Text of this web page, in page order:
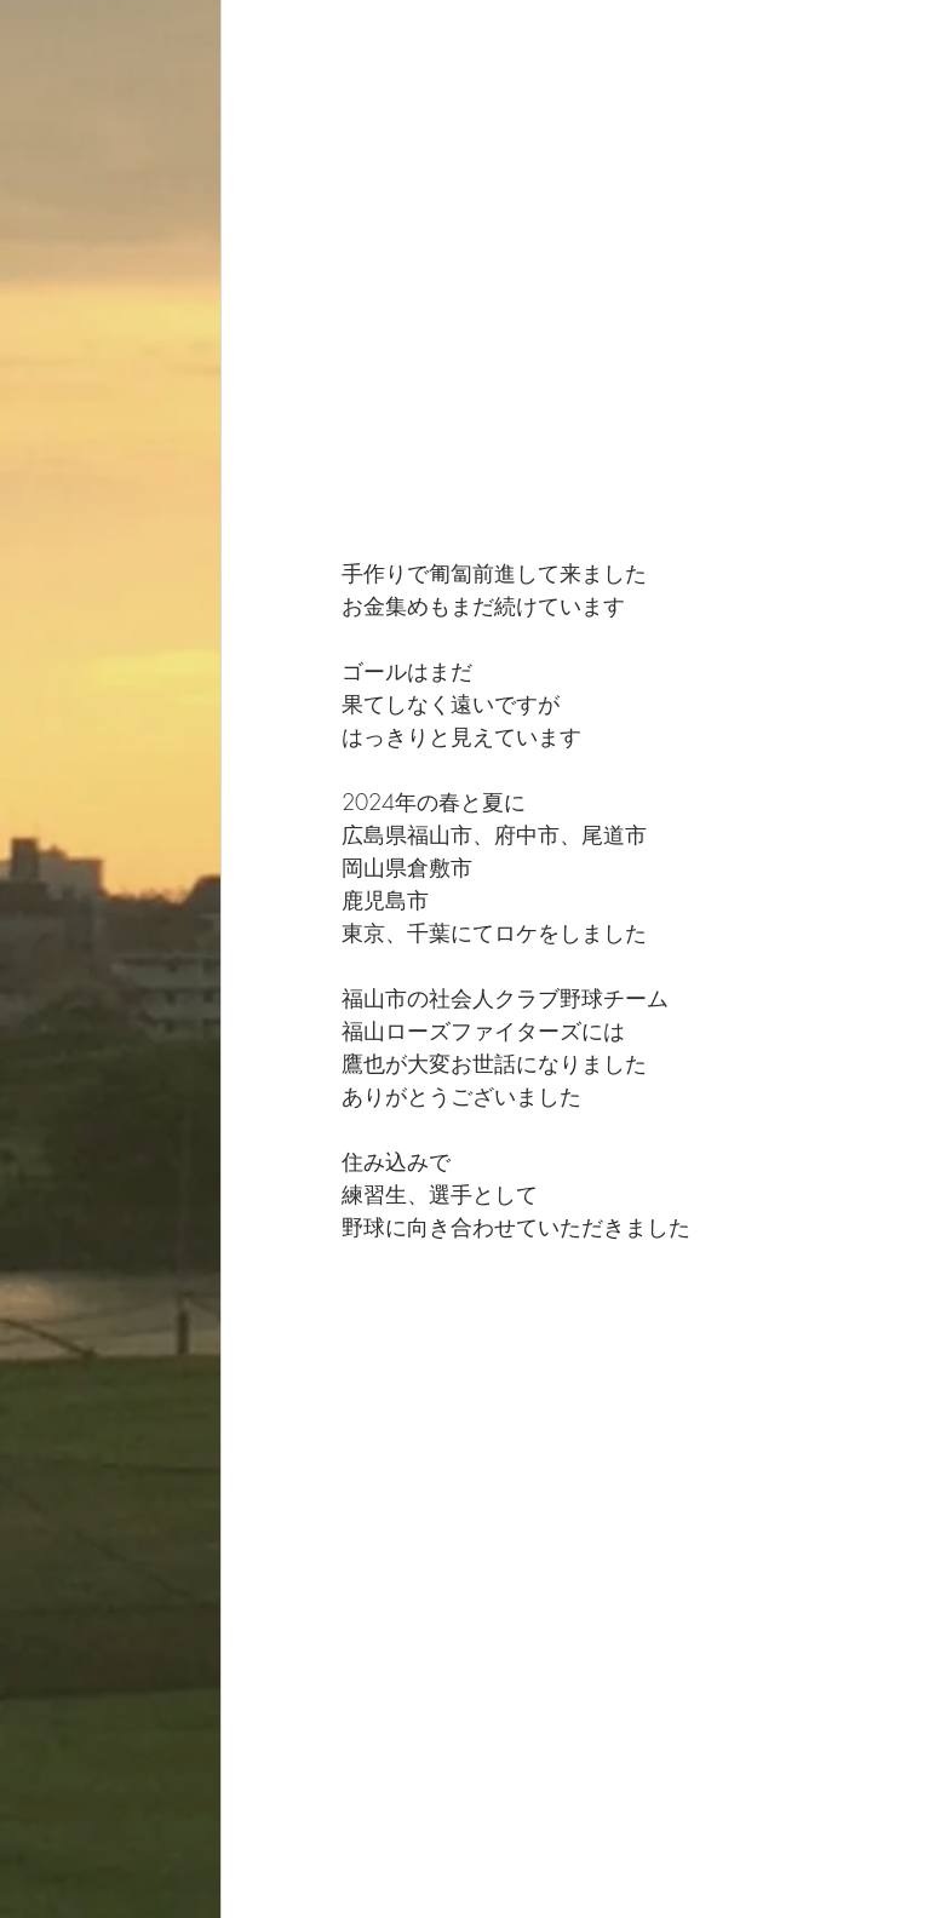
手作りで匍匐前進して来ました
お金集めもまだ続けています
ゴールはまだ
果てしなく遠いですが
はっきりと見えています
2024年の春と夏に
広島県福山市、府中市、尾道市
岡山県倉敷市
鹿児島市
東京、千葉にてロケをしました
福山市の社会人クラブ野球チーム
福山ローズファイターズには
鷹也が大変お世話になりました
ありがとうございました
住み込みで
練習生、選手として
野球に向き合わせていただきました